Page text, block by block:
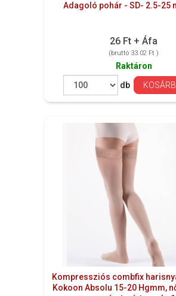
Adagoló pohár - SD- 2.5-25
26 Ft + Áfa
(bruttó 33.02 Ft )
Raktáron
db
Kompressziós combfix
Kokoon Absolu 15-20 Hgmm,